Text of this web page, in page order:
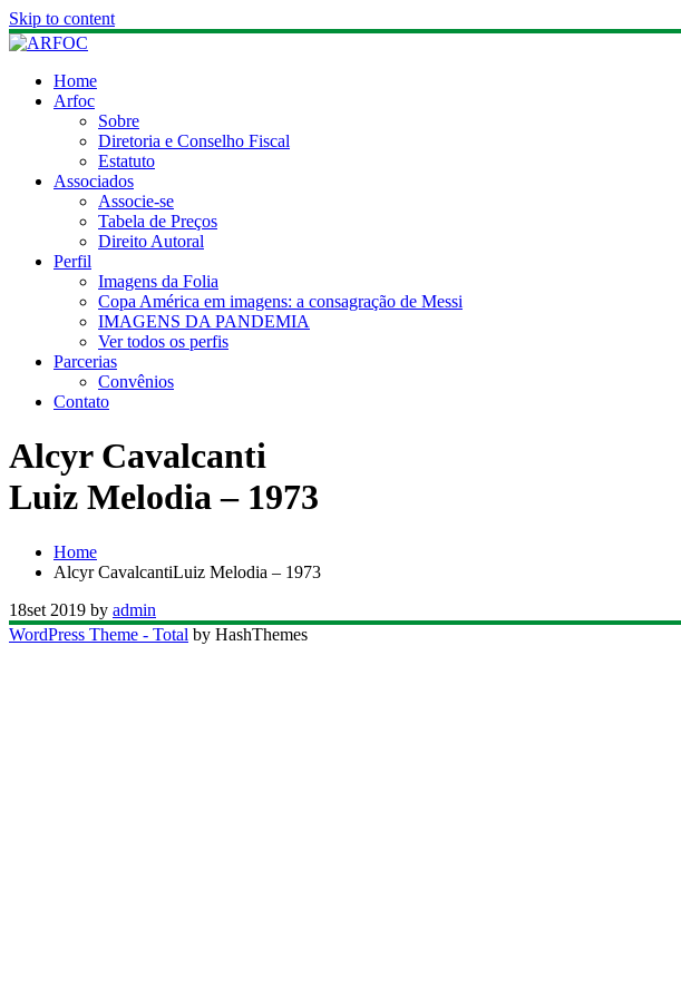
Skip to content
Home
Arfoc
Sobre
Diretoria e Conselho Fiscal
Estatuto
Associados
Associe-se
Tabela de Preços
Direito Autoral
Perfil
Imagens da Folia
Copa América em imagens: a consagração de Messi
IMAGENS DA PANDEMIA
Ver todos os perfis
Parcerias
Convênios
Contato
Alcyr Cavalcanti
Luiz Melodia – 1973
Home
Alcyr CavalcantiLuiz Melodia – 1973
18set 2019 by admin
WordPress Theme - Total by HashThemes